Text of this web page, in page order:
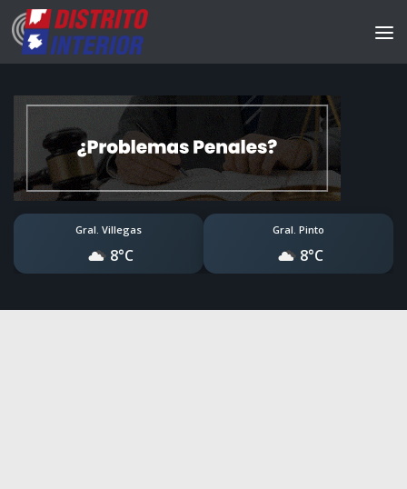
Gral. Villegas
8°C
Gral. Pinto
8°C